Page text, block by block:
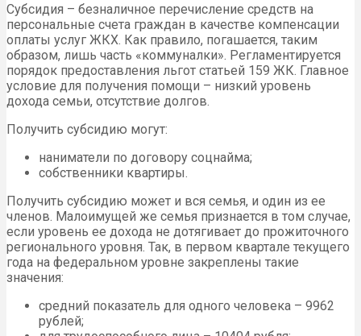
Субсидия – безналичное перечисление средств на
персональные счета граждан в качестве компенсации
оплаты услуг ЖКХ. Как правило, погашается, таким
образом, лишь часть «коммуналки». Регламентируется
порядок предоставления льгот статьей 159 ЖК. Главное
условие для получения помощи – низкий уровень
дохода семьи, отсутствие долгов.
Получить субсидию могут:
наниматели по договору соцнайма;
собственники квартиры.
Получить субсидию может и вся семья, и один из ее
членов. Малоимущей же семья признается в том случае,
если уровень ее дохода не дотягивает до прожиточного
регионального уровня. Так, в первом квартале текущего
года на федеральном уровне закреплены такие
значения:
средний показатель для одного человека – 9962
рублей;